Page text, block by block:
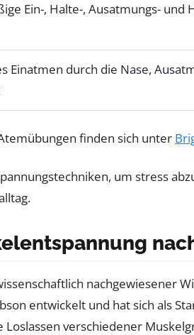
Ein-, Halte-, Ausatmungs- und
Einatmen durch die Nase,
finden sich unter
nachgewiesener
entwickelt und hat sich als
Loslassen verschiedener